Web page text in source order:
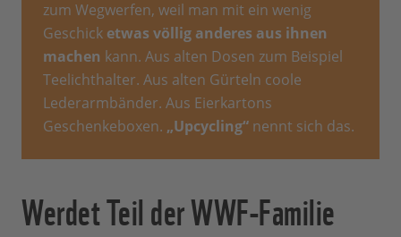
zum Wegwerfen, weil man mit ein wenig
Geschick etwas völlig anderes aus ihnen
machen kann. Aus alten Dosen zum Beispiel
Teelichthalter. Aus alten Gürteln coole
Lederarmbänder. Aus Eierkartons
Geschenkeboxen. „Upcycling“ nennt sich das.
Werdet Teil der WWF-Familie